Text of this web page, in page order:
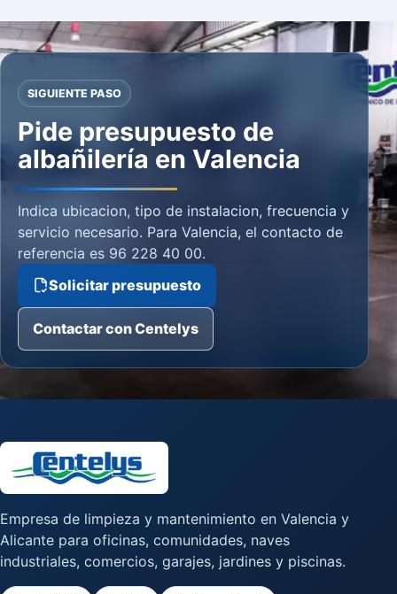
SIGUIENTE PASO
Pide presupuesto de
albañilería en Valencia
Indica ubicacion, tipo de instalacion, frecuencia y
servicio necesario. Para Valencia, el contacto de
referencia es 96 228 40 00.
Solicitar presupuesto
Contactar con Centelys
Empresa de limpieza y mantenimiento en Valencia y
Alicante para oficinas, comunidades, naves
industriales, comercios, garajes, jardines y piscinas.